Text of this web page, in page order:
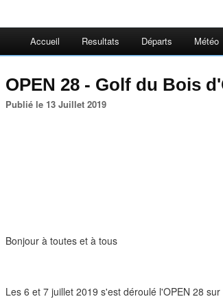
Accueil Resultats Départs Météo
OPEN 28 - Golf du Bois
Publié le 13 Juillet 2019
Bonjour à toutes et à tous
Les 6 et 7 juillet 2019 s'est déroulé l'OPEN 28